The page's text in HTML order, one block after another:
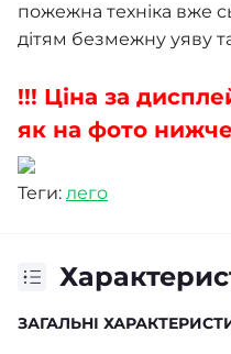
пожежна техніка вже
дітям безмежну уяву
!!! Ціна за
як на фото нижче
Теги: лего
ЗАГАЛЬНІ